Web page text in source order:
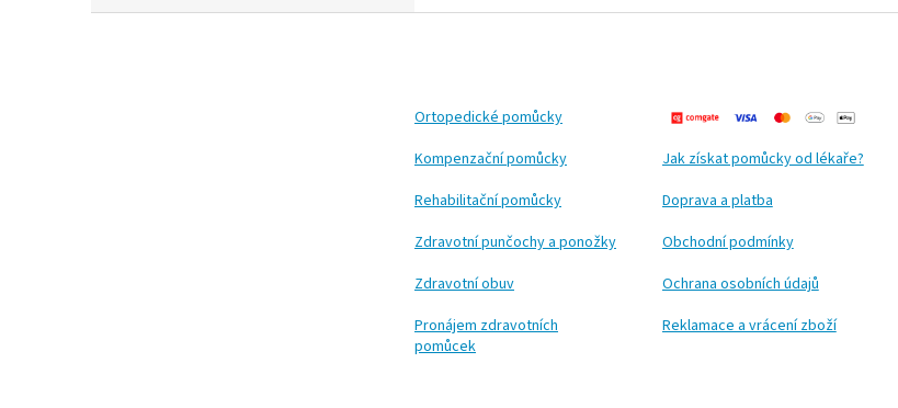
Ortopedické pomůcky
Kompenzační pomůcky
Rehabilitační pomůcky
Zdravotní punčochy a ponožky
Zdravotní obuv
Pronájem zdravotních
pomůcek
Jak získat pomůcky od lékaře?
Doprava a platba
Obchodní podmínky
Ochrana osobních údajů
Reklamace a vrácení zboží